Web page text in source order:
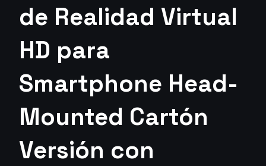
de Realidad Virtual
HD para
Smartphone Head-
Mounted Cartón
Versión con